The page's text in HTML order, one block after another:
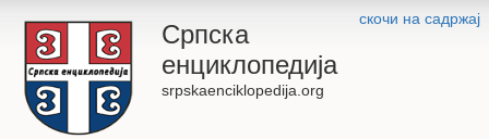
скочи на садржај
Српска
енциклопедија
srpskaenciklopedija.org